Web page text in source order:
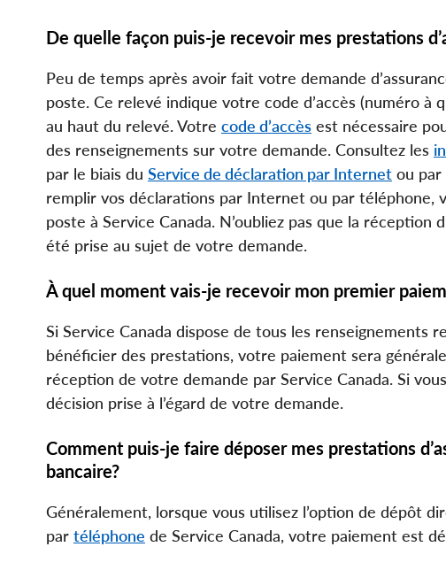
De quelle façon puis-je recevoir mes prestations
Peu de temps après avoir fait votre demande
poste. Ce relevé indique votre code d’accès (numéro
au haut du relevé. Votre code d’accès est nécessaire
des renseignements sur votre demande. Consultez les
par le biais du Service de déclaration par Internet ou par
remplir vos déclarations par Internet ou par téléphone,
poste à Service Canada. N’oubliez pas que la réception
été prise au sujet de votre demande.
À quel moment vais-je recevoir mon premier
Si Service Canada dispose de tous les renseignements
bénéficier des prestations, votre paiement sera
réception de votre demande par Service Canada. Si
décision prise à l’égard de votre demande.
Comment puis-je faire déposer mes prestations
bancaire?
Généralement, lorsque vous utilisez l’option de dépôt
par téléphone de Service Canada, votre paiement est